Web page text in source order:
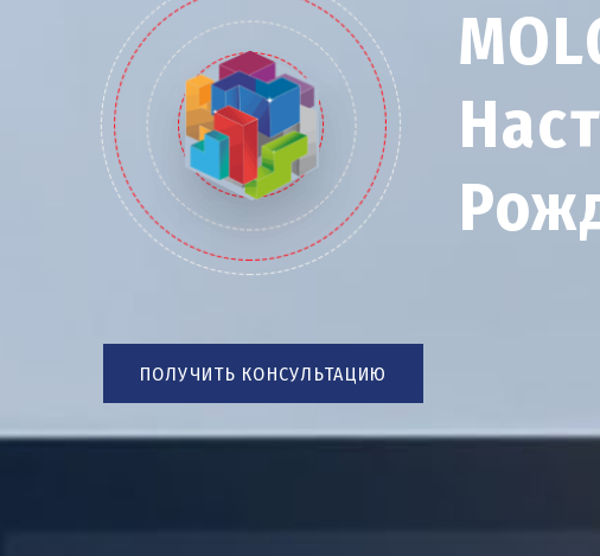
ПОЛУЧИТЬ КОНСУЛЬТАЦИЮ